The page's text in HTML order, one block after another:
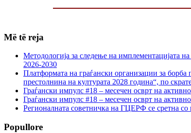
Më të reja
Методологија за следење на имплементацијата
2026-2030
Платформата на граѓански организации за
престолнина на културата 2028 година“, по
Граѓански импулс #18 – месечен осврт на
Граѓански импулс #18 – месечен осврт на
Регионалната советничка на ГЦЕРФ се сретна
Popullore